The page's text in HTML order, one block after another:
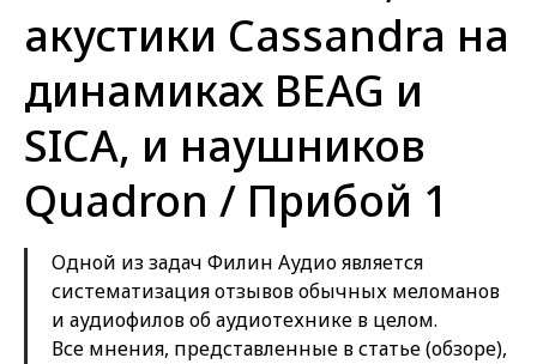
акустики Cassandra на
динамиках BEAG и
SICA, и наушников
Quadron / Прибой 1
Одной из задач Филин Аудио является
систематизация отзывов обычных меломанов
и аудиофилов об аудиотехнике в целом.
Все мнения, представленные в статье (обзоре),